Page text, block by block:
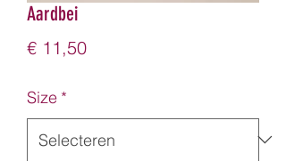
Aardbei
€ 11,50Prijs
Size *